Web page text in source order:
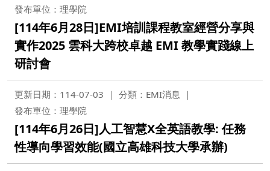
發布單位：理學院
[114年6月28日]EMI培訓課程教室經營分享與
實作2025 雲科大跨校卓越 EMI 教學實踐線上
研討會
更新日期：114-07-03
分類：EMI消息
發布單位：理學院
[114年6月26日]人工智慧X全英語教學: 任務
性導向學習效能(國立高雄科技大學承辦)